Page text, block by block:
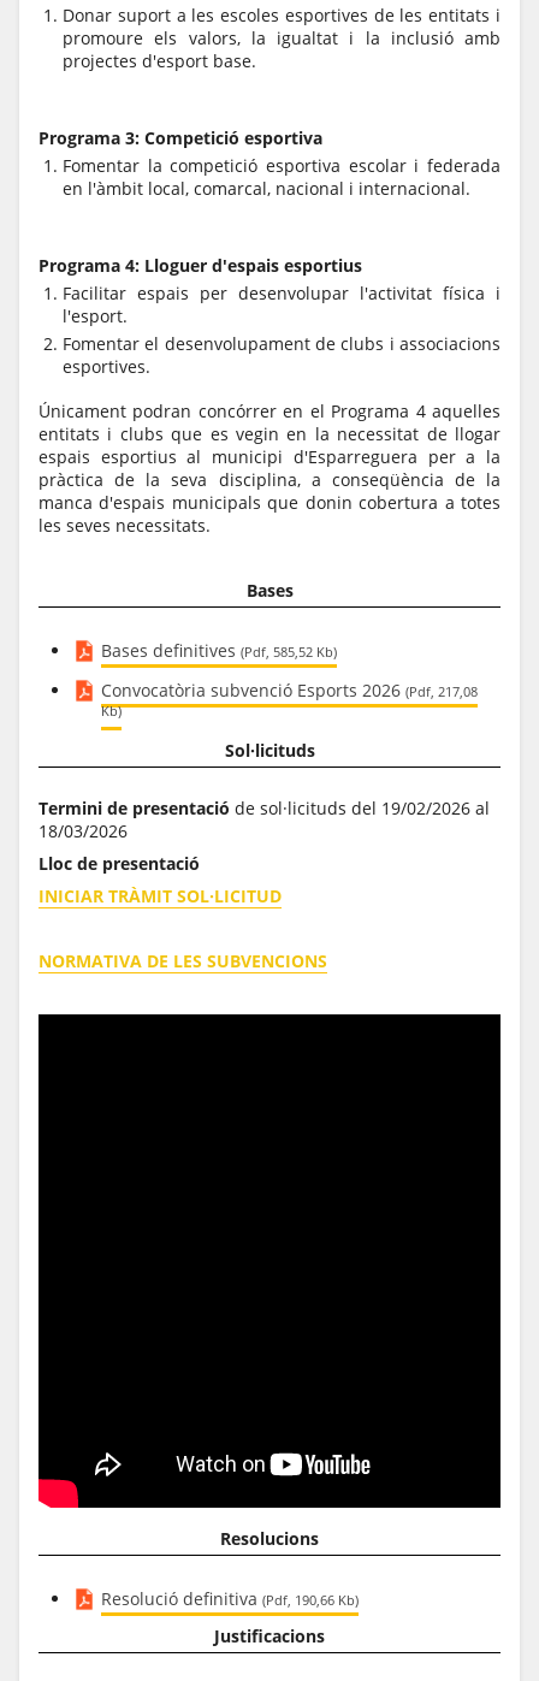
Donar suport a les escoles esportives de les entitats i
promoure els valors, la igualtat i la inclusió amb
projectes d'esport base.
Programa 3: Competició esportiva
Fomentar la competició esportiva escolar i federada
en l'àmbit local, comarcal, nacional i internacional.
Programa 4: Lloguer d'espais esportius
Facilitar espais per desenvolupar l'activitat física i
l'esport.
Fomentar el desenvolupament de clubs i associacions
esportives.
Únicament podran concórrer en el Programa 4 aquelles
entitats i clubs que es vegin en la necessitat de llogar
espais esportius al municipi d'Esparreguera per a la
pràctica de la seva disciplina, a conseqüència de la
manca d'espais municipals que donin cobertura a totes
les seves necessitats.
Bases
Bases definitives (Pdf, 585,52 Kb)
Convocatòria subvenció Esports 2026 (Pdf, 217,08
Kb)
Sol·licituds
Termini de presentació de sol·licituds del 19/02/2026 al
18/03/2026
Lloc de presentació
INICIAR TRÀMIT SOL·LICITUD
NORMATIVA DE LES SUBVENCIONS
Resolucions
Resolució definitiva (Pdf, 190,66 Kb)
Justificacions